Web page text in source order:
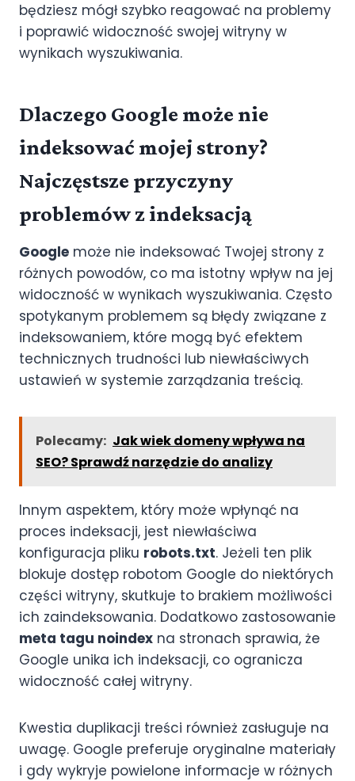
będziesz mógł szybko reagować na problemy
i poprawić widoczność swojej witryny w
wynikach wyszukiwania.
Dlaczego Google może nie
indeksować mojej strony?
Najczęstsze przyczyny
problemów z indeksacją
Google może nie indeksować Twojej strony z
różnych powodów, co ma istotny wpływ na jej
widoczność w wynikach wyszukiwania. Często
spotykanym problemem są błędy związane z
indeksowaniem, które mogą być efektem
technicznych trudności lub niewłaściwych
ustawień w systemie zarządzania treścią.
Polecamy: Jak wiek domeny wpływa na
SEO? Sprawdź narzędzie do analizy
Innym aspektem, który może wpłynąć na
proces indeksacji, jest niewłaściwa
konfiguracja pliku robots.txt. Jeżeli ten plik
blokuje dostęp robotom Google do niektórych
części witryny, skutkuje to brakiem możliwości
ich zaindeksowania. Dodatkowo zastosowanie
meta tagu noindex na stronach sprawia, że
Google unika ich indeksacji, co ogranicza
widoczność całej witryny.
Kwestia duplikacji treści również zasługuje na
uwagę. Google preferuje oryginalne materiały
i gdy wykryje powielone informacje w różnych